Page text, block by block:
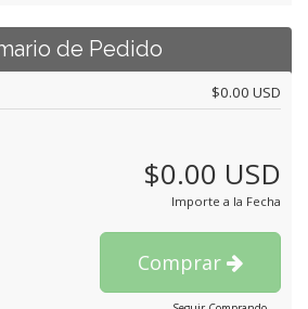
de Pedido
$0.00 USD
$0.00 USD
Importe a la Fecha
Comprar